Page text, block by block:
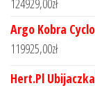
124929,00zł
Argo Kobra
119925,00zł
Hert.Pl